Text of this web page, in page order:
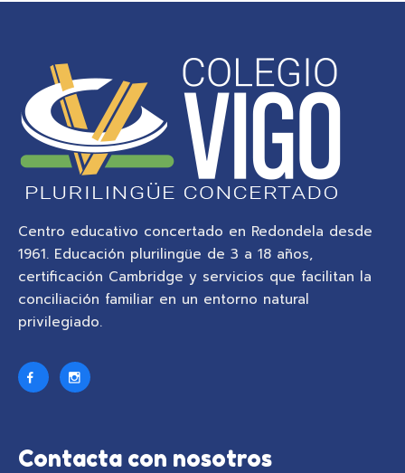
Centro educativo concertado en Redondela desde
1961. Educación plurilingüe de 3 a 18 años,
certificación Cambridge y servicios que facilitan la
conciliación familiar en un entorno natural
privilegiado.
Contacta con nosotros